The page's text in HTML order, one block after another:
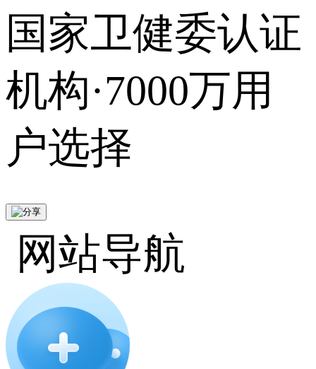
国家卫健委认证
机构·7000万用
户选择
网站导航